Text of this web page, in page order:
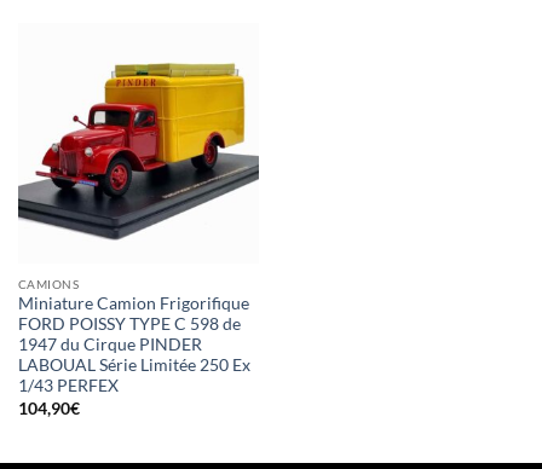
CAMIONS
Miniature Camion Frigorifique
FORD POISSY TYPE C 598 de
1947 du Cirque PINDER
LABOUAL Série Limitée 250 Ex
1/43 PERFEX
104,90€